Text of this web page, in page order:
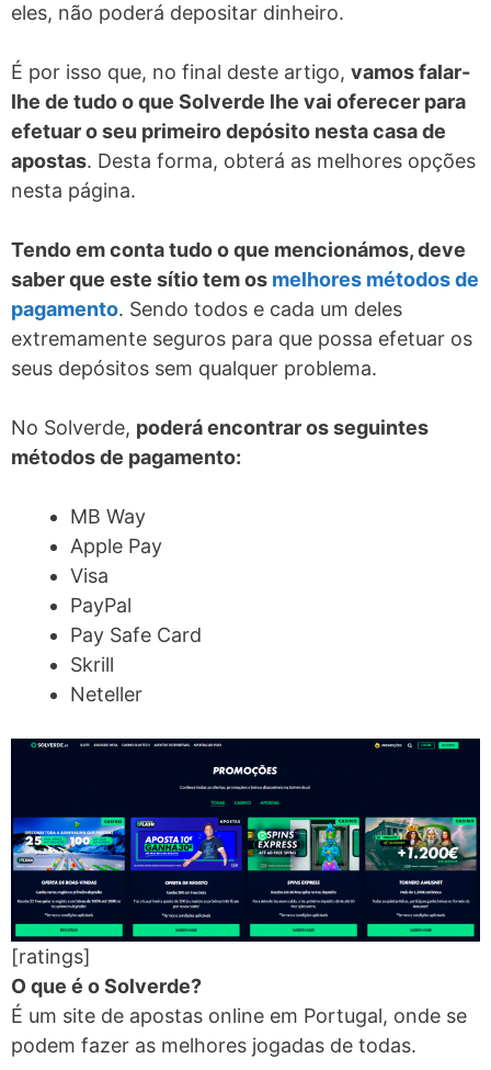
eles, não poderá depositar dinheiro.
É por isso que, no final deste artigo, vamos falar-
lhe de tudo o que Solverde lhe vai oferecer para
efetuar o seu primeiro depósito nesta casa de
apostas. Desta forma, obterá as melhores opções
nesta página.
Tendo em conta tudo o que mencionámos, deve
saber que este sítio tem os melhores métodos de
pagamento. Sendo todos e cada um deles
extremamente seguros para que possa efetuar os
seus depósitos sem qualquer problema.
No Solverde, poderá encontrar os seguintes
métodos de pagamento:
MB Way
Apple Pay
Visa
PayPal
Pay Safe Card
Skrill
Neteller
[ratings]
O que é o Solverde?
É um site de apostas online em Portugal, onde se
podem fazer as melhores jogadas de todas.